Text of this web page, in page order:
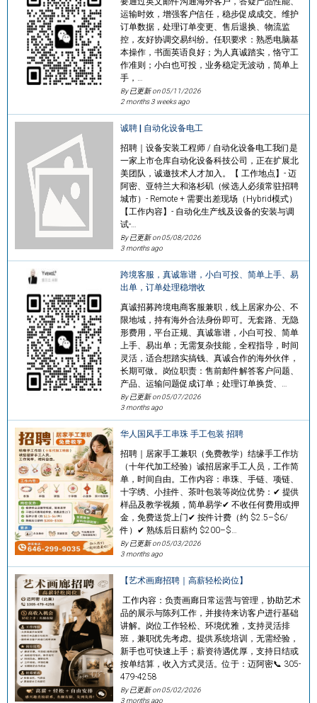
运输时效，增强客户信任，稳步促成成交。维护
订单数据，处理订单变更、售后退换、物流监
控，友好协调交易纠纷。任职要求：熟悉电脑基
本操作，书面英语良好；为人真诚踏实，恪守工
作准则；小白也可投，业务稳定无波动，简单上
手，…
By 已更新 on05/11/2026
2 months 3 weeks ago
诚聘 | 自动化设备电工
招聘｜设备安装工程师 / 自动化设备电工我们是
一家上市仓库自动化设备科技公司，正在扩展北
美团队，诚邀技术人才加入。【 工作地点】- 迈
阿密、亚特兰大和洛杉矶（候选人必须常驻招聘
城市）- Remote + 需要出差现场（Hybrid模式）
【工作内容】- 自动化生产线及设备的安装与调
试-…
By 已更新 on05/08/2026
3 months ago
跨境客服，真诚靠谱，小白可投、简单上手、易
出单，订单处理稳增收
真诚招募跨境电商客服兼职，线上居家办公、不
限地域，持有海外合法身份即可。无套路、无隐
形费用，平台正规、真诚靠谱，小白可投、简单
上手、易出单；无需复杂技能，全程指导，时间
灵活，适合想踏实搞钱、真诚合作的海外伙伴，
长期可做。岗位职责：售前邮件解答客户问题、
产品、运输问题促成订单；处理订单换货、…
By 已更新 on05/07/2026
3 months ago
华人国风手工串珠 手工包装 招聘
招聘｜居家手工兼职（免费教学）结缘手工作坊
（十年代加工经验）诚招居家手工人员，工作简
单，时间自由。工作内容：串珠、手链、项链、
十字绣、小挂件、茶叶包装等岗位优势：✔ 提供
样品及教学视频，简单易学✔ 不收任何费用或押
金，免费送货上门✔ 按件计费（约 $2.5–$6/
件）✔ 熟练后日薪约 $200–$…
By 已更新 on05/03/2026
3 months ago
【艺术画廊招聘｜高薪轻松岗位】
工作内容：负责画廊日常运营与管理，协助艺术
品的展示与陈列工作，并接待来访客户进行基础
讲解。岗位工作轻松、环境优雅，支持灵活排
班，兼职优先考虑。提供系统培训，无需经验，
新手也可快速上手；薪资待遇优厚，支持日结或
按单结算，收入方式灵活。位于：迈阿密📞 305-
479-4258
By 已更新 on05/02/2026
3 months ago